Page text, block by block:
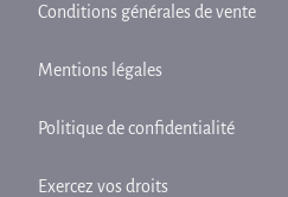
Conditions générales de vente
Mentions légales
Politique de confidentialité
Exercez vos droits